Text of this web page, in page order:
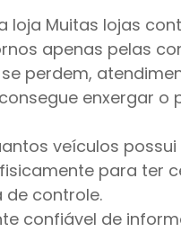
loja Muitas lojas
apenas pelas
perdem,
enxergar o
veículos possui
para ter
de controle.
confiável de